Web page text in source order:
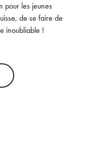
pour les jeunes
de se faire de
inoubliable !